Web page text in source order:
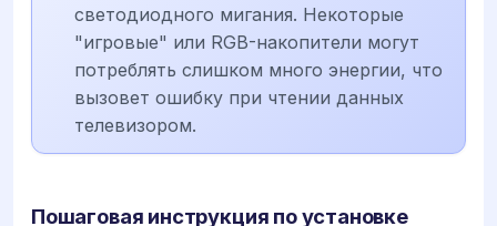
светодиодного мигания. Некоторые
"игровые" или RGB-накопители могут
потреблять слишком много энергии, что
вызовет ошибку при чтении данных
телевизором.
Пошаговая инструкция по установке